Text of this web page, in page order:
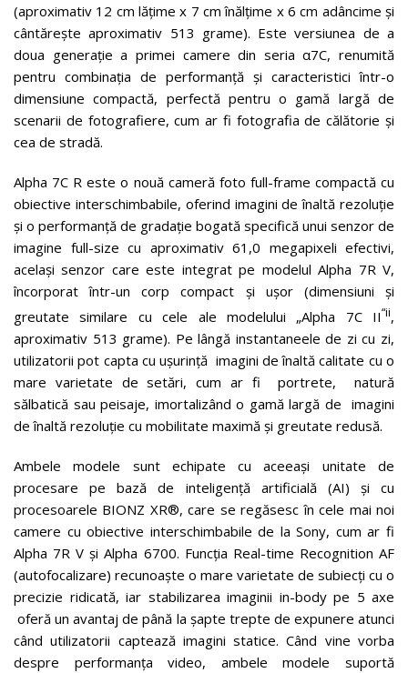
(aproximativ 12 cm lățime x 7 cm înălțime x 6 cm adâncime și
cântărește aproximativ 513 grame). Este versiunea de a
doua generație a primei camere din seria α7C, renumită
pentru combinația de performanță și caracteristici într-o
dimensiune compactă, perfectă pentru o gamă largă de
scenarii de fotografiere, cum ar fi fotografia de călătorie și
cea de stradă.
Alpha 7C R este o nouă cameră foto full-frame compactă cu
obiective interschimbabile, oferind imagini de înaltă rezoluție
și o performanță de gradație bogată specifică unui senzor de
imagine full-size cu aproximativ 61,0 megapixeli efectivi,
același senzor care este integrat pe modelul Alpha 7R V,
încorporat într-un corp compact și ușor (dimensiuni și
greutate similare cu cele ale modelului „Alpha 7C II“ii,
aproximativ 513 grame). Pe lângă instantaneele de zi cu zi,
utilizatorii pot capta cu ușurință imagini de înaltă calitate cu o
mare varietate de setări, cum ar fi portrete, natură
sălbatică sau peisaje, imortalizând o gamă largă de imagini
de înaltă rezoluție cu mobilitate maximă și greutate redusă.
Ambele modele sunt echipate cu aceeași unitate de
procesare pe bază de inteligență artificială (AI) și cu
procesoarele BIONZ XR®, care se regăsesc în cele mai noi
camere cu obiective interschimbabile de la Sony, cum ar fi
Alpha 7R V și Alpha 6700. Funcția Real-time Recognition AF
(autofocalizare) recunoaște o mare varietate de subiecți cu o
precizie ridicată, iar stabilizarea imaginii in-body pe 5 axe
oferă un avantaj de până la șapte trepte de expunere atunci
când utilizatorii captează imagini statice. Când vine vorba
despre performanța video, ambele modele suportă